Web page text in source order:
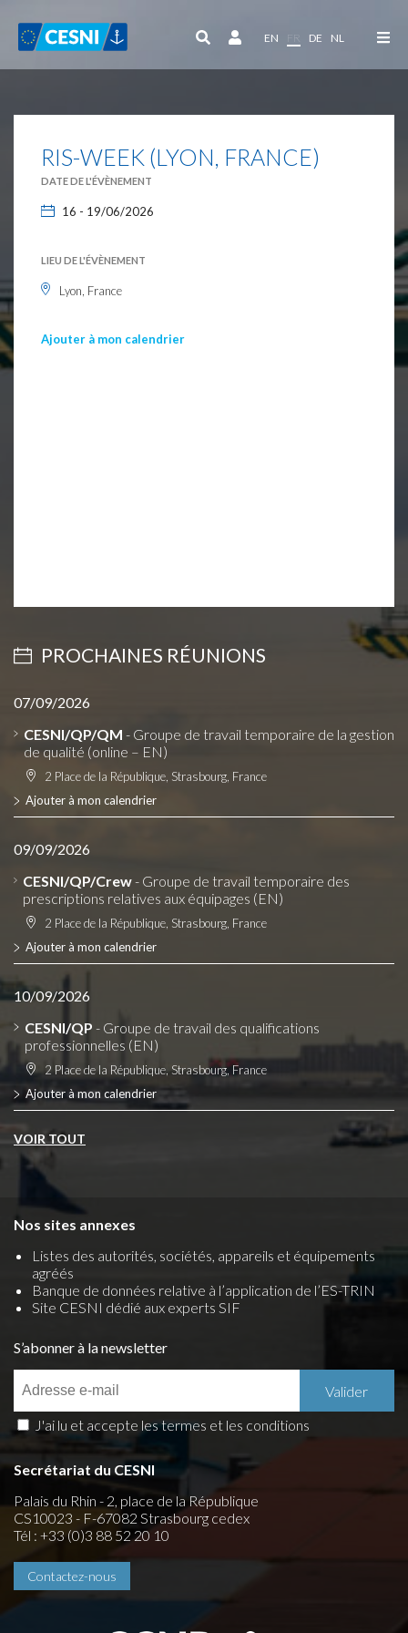
EN FR DE NL
RIS-WEEK (LYON, FRANCE)
DATE DE L'ÉVÈNEMENT
16 - 19/06/2026
LIEU DE L'ÉVÈNEMENT
Lyon, France
Ajouter à mon calendrier
PROCHAINES RÉUNIONS
07/09/2026
CESNI/QP/QM - Groupe de travail temporaire de la gestion
de qualité (online – EN)
2 Place de la République, Strasbourg, France
Ajouter à mon calendrier
09/09/2026
CESNI/QP/Crew- Groupe de travail temporaire des
prescriptions relatives aux équipages (EN)
2 Place de la République, Strasbourg, France
Ajouter à mon calendrier
10/09/2026
CESNI/QP - Groupe de travail des qualifications
professionnelles (EN)
2 Place de la République, Strasbourg, France
Ajouter à mon calendrier
VOIR TOUT
Nos sites annexes
Listes des autorités, sociétés, appareils et équipements
agréés
Banque de données relative à l’application de l’ES-TRIN
Site CESNI dédié aux experts SIF
S’abonner à la newsletter
J'ai lu et accepte les termes et les conditions
Secrétariat du CESNI
Palais du Rhin - 2, place de la République
CS10023 - F-67082 Strasbourg cedex
Tél : +33 (0)3 88 52 20 10
Contactez-nous